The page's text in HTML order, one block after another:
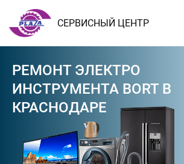
СЕРВИСНЫЙ ЦЕНТР
РЕМОНТ ЭЛЕКТРО
ИНСТРУМЕНТА BORT В
КРАСНОДАРЕ